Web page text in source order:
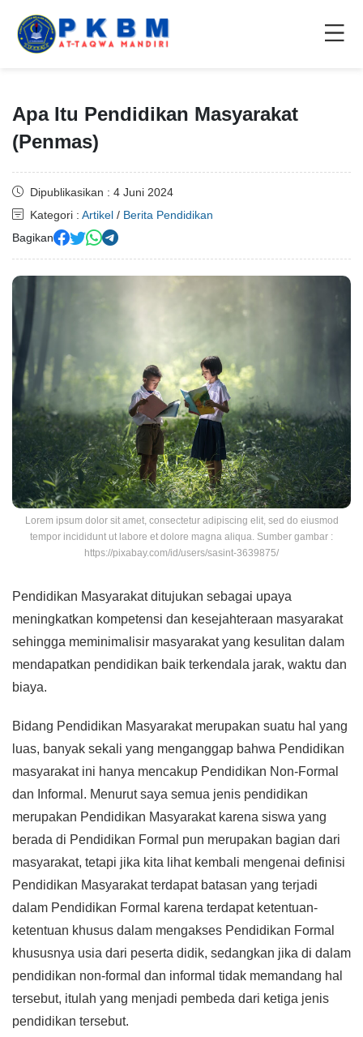
Apa Itu Pendidikan Masyarakat
(Penmas)
Dipublikasikan : 4 Juni 2024
Kategori : Artikel / Berita Pendidikan
Bagikan
Lorem ipsum dolor sit amet, consectetur adipiscing elit, sed do eiusmod
tempor incididunt ut labore et dolore magna aliqua. Sumber gambar :
https://pixabay.com/id/users/sasint-3639875/
Pendidikan Masyarakat ditujukan sebagai upaya
meningkatkan kompetensi dan kesejahteraan masyarakat
sehingga meminimalisir masyarakat yang kesulitan dalam
mendapatkan pendidikan baik terkendala jarak, waktu dan
biaya.
Bidang Pendidikan Masyarakat merupakan suatu hal yang
luas, banyak sekali yang menganggap bahwa Pendidikan
masyarakat ini hanya mencakup Pendidikan Non-Formal
dan Informal. Menurut saya semua jenis pendidikan
merupakan Pendidikan Masyarakat karena siswa yang
berada di Pendidikan Formal pun merupakan bagian dari
masyarakat, tetapi jika kita lihat kembali mengenai definisi
Pendidikan Masyarakat terdapat batasan yang terjadi
dalam Pendidikan Formal karena terdapat ketentuan-
ketentuan khusus dalam mengakses Pendidikan Formal
khususnya usia dari peserta didik, sedangkan jika di dalam
pendidikan non-formal dan informal tidak memandang hal
tersebut, itulah yang menjadi pembeda dari ketiga jenis
pendidikan tersebut.